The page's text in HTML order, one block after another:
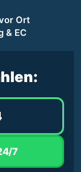
Ort
& EC
7